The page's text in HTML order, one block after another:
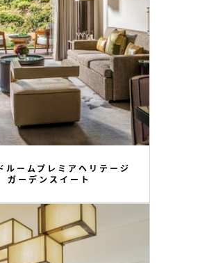
ルームプレミアヘリテージ
ガーデンスイート